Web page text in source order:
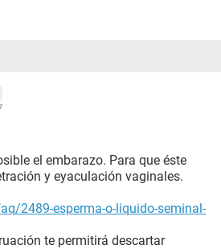
el embarazo. Para que éste
y eyaculación vaginales.
2489-esperma-o-liquido-seminal-
te permitirá descartar